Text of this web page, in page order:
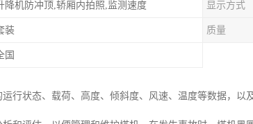
降机防冲顶,轿厢内拍照,监测速度 显示方式
装 质量
国
行状态、载荷、高度、倾斜度、风速、温度等数据，